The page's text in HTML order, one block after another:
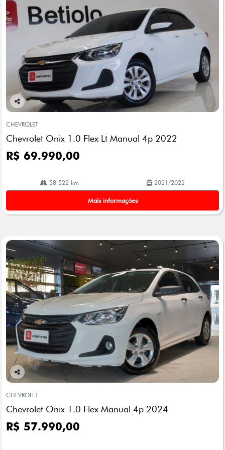
Co
arti
lhe
CHEVROLET
Chevrolet Onix 1.0 Flex Lt Manual 4p 2022
R$ 69.990,00
58.522 km 2021/2022
Mais informações
Co
arti
lhe
CHEVROLET
Chevrolet Onix 1.0 Flex Manual 4p 2024
R$ 57.990,00